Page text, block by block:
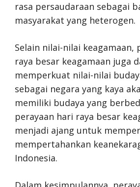
rasa persaudaraan sebagai
masyarakat yang heterogen.
Selain nilai-nilai keagamaan,
raya besar keagamaan juga
memperkuat nilai-nilai
sebagai negara yang kaya
memiliki budaya yang
perayaan hari raya besar
menjadi ajang untuk
mempertahankan
Indonesia.